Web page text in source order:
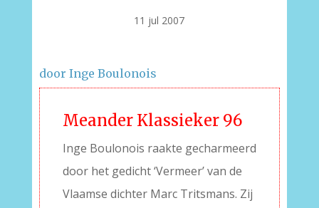
11 jul 2007
door Inge Boulonois
Meander Klassieker 96
Inge Boulonois raakte gecharmeerd
door het gedicht ‘Vermeer’ van de
Vlaamse dichter Marc Tritsmans. Zij